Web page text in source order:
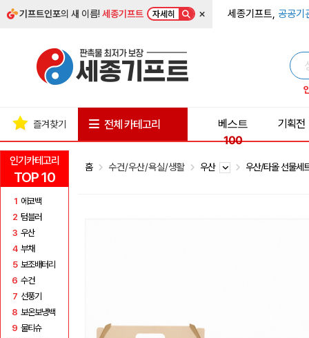
기프트인포의 새 이름!세종기프트 자세히 × 세종기프트, 공공기
인기카테고리
TOP 10
1 에코백
2 텀블러
3 우산
4 부채
5 보조배터리
6 수건
7 선풍기
8 보온보냉백
9 물티슈
즐겨찾기 전체 카테고리
베스트
100
기획전
홈 수건/우산/욕실/생활 우산 우산/타올 선물세